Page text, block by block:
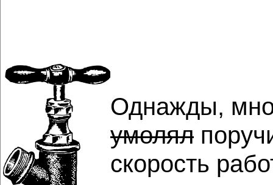
Однажды,
умолял
скорость